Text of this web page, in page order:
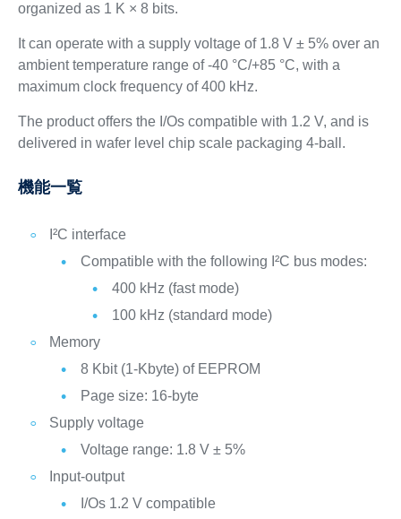
organized as 1 K × 8 bits.
It can operate with a supply voltage of 1.8 V ± 5% over an
ambient temperature range of -40 °C/+85 °C, with a
maximum clock frequency of 400 kHz.
The product offers the I/Os compatible with 1.2 V, and is
delivered in wafer level chip scale packaging 4-ball.
機能一覧
I²C interface
Compatible with the following I²C bus modes:
400 kHz (fast mode)
100 kHz (standard mode)
Memory
8 Kbit (1-Kbyte) of EEPROM
Page size: 16-byte
Supply voltage
Voltage range: 1.8 V ± 5%
Input-output
I/Os 1.2 V compatible